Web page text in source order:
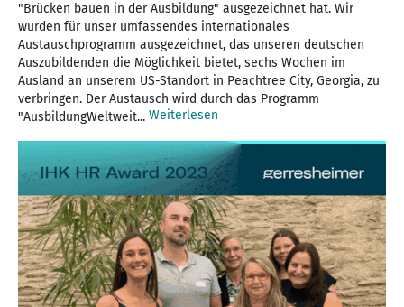
"Brücken bauen in der Ausbildung" ausgezeichnet hat. Wir
wurden für unser umfassendes internationales
Austauschprogramm ausgezeichnet, das unseren deutschen
Auszubildenden die Möglichkeit bietet, sechs Wochen im
Ausland an unserem US-Standort in Peachtree City, Georgia, zu
verbringen. Der Austausch wird durch das Programm
"AusbildungWeltweit... Weiterlesen